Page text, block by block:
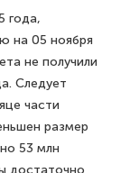
года,
на 05 ноября
не получили
Следует
части
размер
53 млн